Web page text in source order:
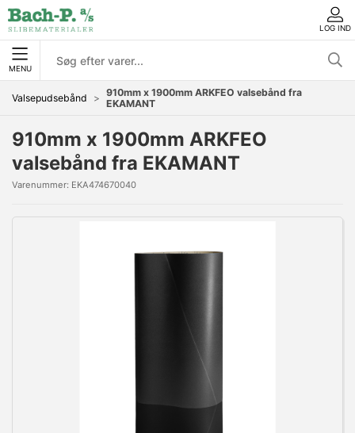
LOG IND
MENU
Valsepudsebånd
910mm x 1900mm ARKFEO valsebånd fra
EKAMANT
910mm x 1900mm ARKFEO
valsebånd fra EKAMANT
Varenummer: EKA474670040